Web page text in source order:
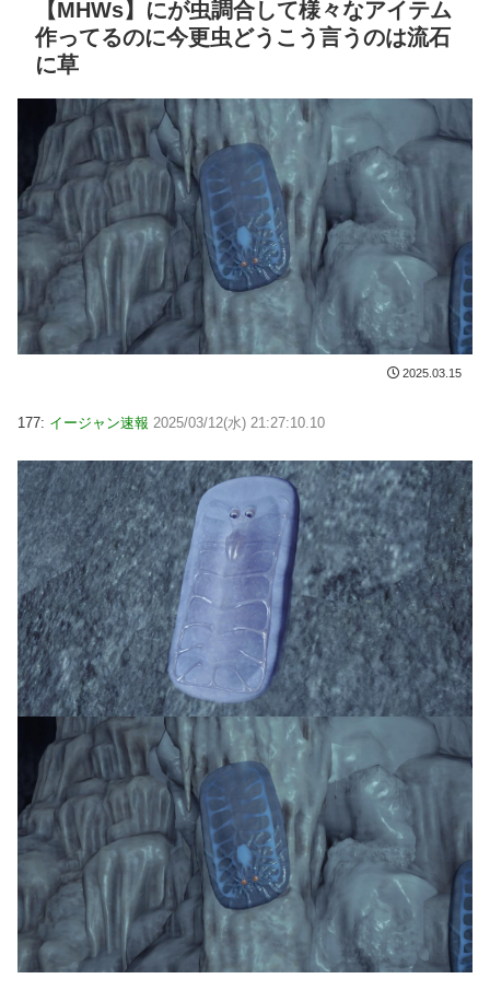
【MHWs】にが虫調合して様々なアイテム
作ってるのに今更虫どうこう言うのは流石
に草
2025.03.15
177: イージャン速報 2025/03/12(水) 21:27:10.10